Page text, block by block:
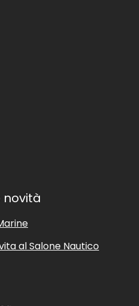
novità
al Salone Nautico